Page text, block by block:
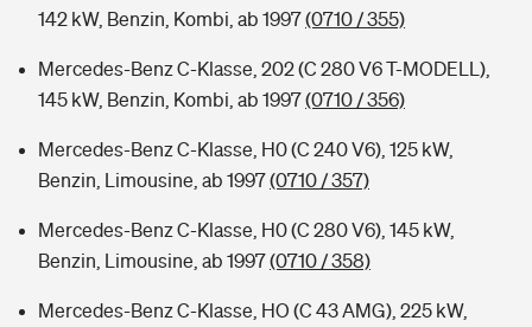
142 kW, Benzin, Kombi, ab 1997(0710 / 355)
Mercedes-Benz C-Klasse, 202 (C 280 V6 T-MODELL),
145 kW, Benzin, Kombi, ab 1997(0710 / 356)
Mercedes-Benz C-Klasse, H0 (C 240 V6), 125 kW,
Benzin, Limousine, ab 1997(0710 / 357)
Mercedes-Benz C-Klasse, H0 (C 280 V6), 145 kW,
Benzin, Limousine, ab 1997(0710 / 358)
Mercedes-Benz C-Klasse, HO (C 43 AMG), 225 kW,